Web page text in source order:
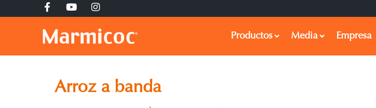
Productos Media Empresa
Arroz a banda